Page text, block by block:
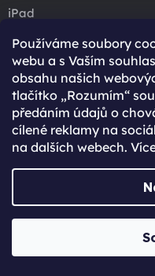
Používáme soubory
webu a s Vaším
obsahu našich
tlačítko „Rozumím“
předáním údajů o
cílené reklamy na
na dalších webech.
iPad
Mac
Watch
Příslušenství
Audio
Zákaznický
O nás
Reklamace